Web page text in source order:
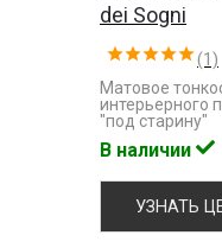
dei Sogni
(1)
Матовое
интерьерного
"под старину"
В наличии
УЗНАТЬ